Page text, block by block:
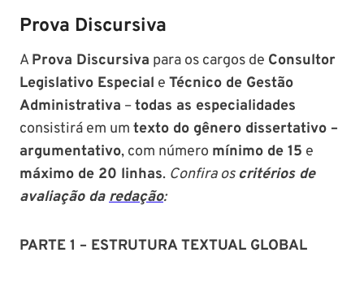
Prova Discursiva
AProva Discursiva para os cargos de Consultor
Legislativo Especial e Técnico de Gestão
Administrativa –todas as especialidades
consistirá em um texto do gênero dissertativo –
argumentativo, com número mínimo de 15 e
máximo de 20 linhas. Confira os critérios de
avaliação daredação:
PARTE 1 – ESTRUTURA TEXTUAL GLOBAL